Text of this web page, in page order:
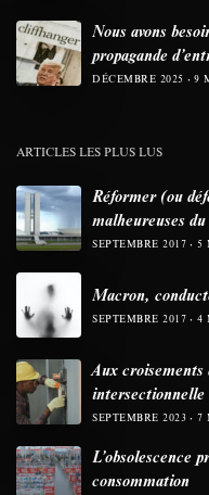
Nous avons
propagande
DÉCEMBRE 2025 9
ARTICLES LES PLUS LUS
Réformer (ou
malheureuses
SEPTEMBRE 2017 5
Macron,
SEPTEMBRE 2017 4
Aux croisements
intersectionnelle
SEPTEMBRE 2023 7
L’obsolescence
consommation